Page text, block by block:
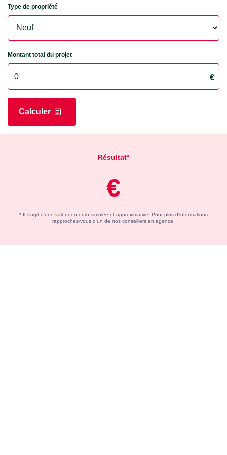
Type de propriété
Montant total du projet
€
Calculer
Résultat*
€
* Il s'agit d'une valeur en euro simulée et approximative. Pour plus d'informations
rapprochez-vous d'un de nos conseillers en agence.